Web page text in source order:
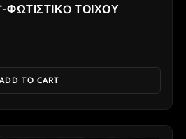
ΦΩΤΙΣΤΙΚO ΤΟΙΧΟΥ
ADD TO CART